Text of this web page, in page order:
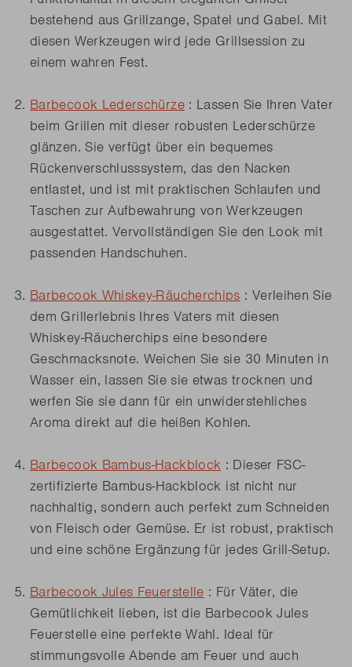
bestehend aus Grillzange, Spatel und Gabel. Mit
diesen Werkzeugen wird jede Grillsession zu
einem wahren Fest.
Barbecook Lederschürze: Lassen Sie Ihren Vater
beim Grillen mit dieser robusten Lederschürze
glänzen. Sie verfügt über ein bequemes
Rückenverschlusssystem, das den Nacken
entlastet, und ist mit praktischen Schlaufen und
Taschen zur Aufbewahrung von Werkzeugen
ausgestattet. Vervollständigen Sie den Look mit
passenden Handschuhen.
Barbecook Whiskey-Räucherchips : Verleihen Sie
dem Grillerlebnis Ihres Vaters mit diesen
Whiskey-Räucherchips eine besondere
Geschmacksnote. Weichen Sie sie 30 Minuten in
Wasser ein, lassen Sie sie etwas trocknen und
werfen Sie sie dann für ein unwiderstehliches
Aroma direkt auf die heißen Kohlen.
Barbecook Bambus-Hackblock : Dieser FSC-
zertifizierte Bambus-Hackblock ist nicht nur
nachhaltig, sondern auch perfekt zum Schneiden
von Fleisch oder Gemüse. Er ist robust, praktisch
und eine schöne Ergänzung für jedes Grill-Setup.
Barbecook Jules Feuerstelle : Für Väter, die
Gemütlichkeit lieben, ist die Barbecook Jules
Feuerstelle eine perfekte Wahl. Ideal für
stimmungsvolle Abende am Feuer und auch